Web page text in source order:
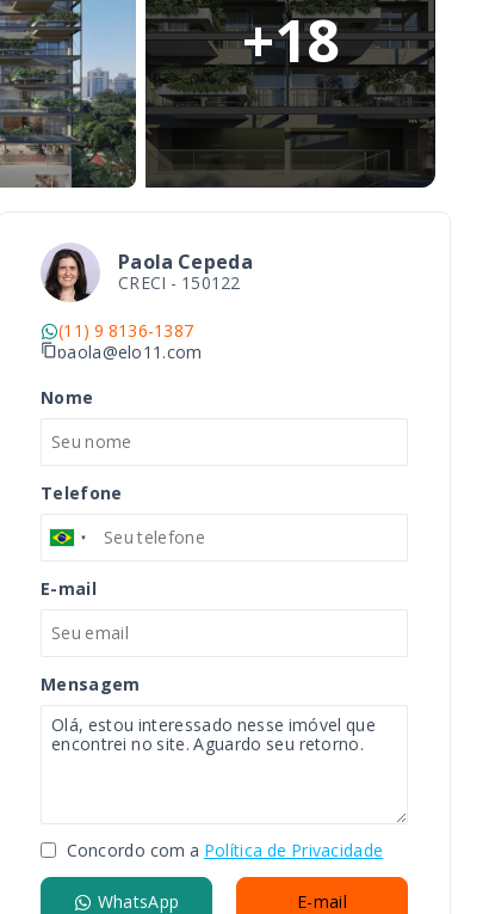
+18
Paola Cepeda
CRECI - 150122
(11) 9 8136-1387
paola@elo11.com
Nome
Telefone
E-mail
Mensagem
Concordo com a Política de Privacidade
WhatsApp E-mail